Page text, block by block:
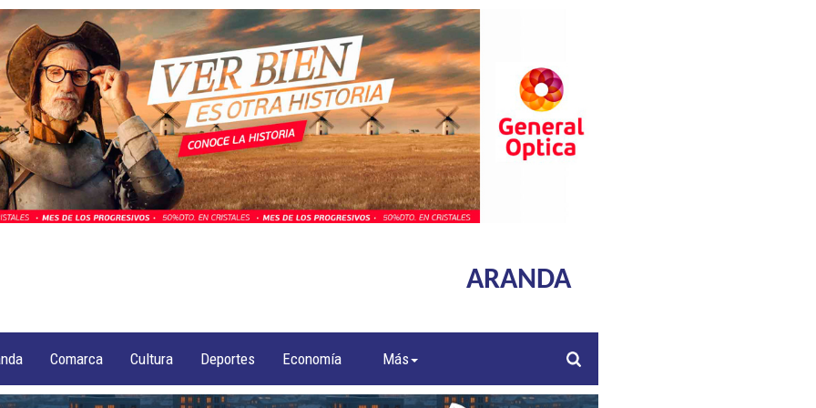
ARANDA
Comarca Cultura Deportes Economía Más